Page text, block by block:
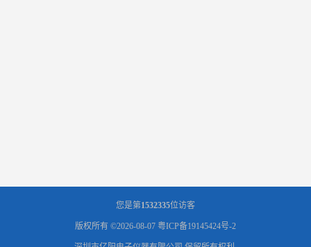
您是第1532335位访客
版权所有 ©2026-08-07 粤ICP备19145424号-2